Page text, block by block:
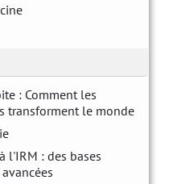
: Comment les
transforment le monde
l'IRM : des bases